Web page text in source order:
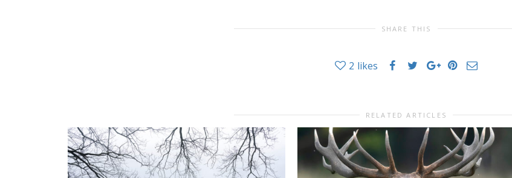
SHARE THIS
2 likes
RELATED ARTICLES